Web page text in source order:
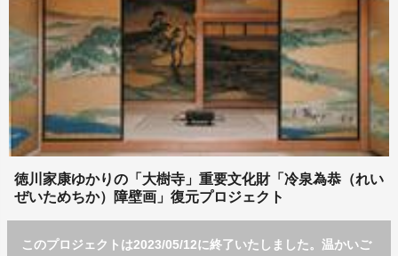
徳川家康ゆかりの「大樹寺」重要文化財「冷泉為恭（れい
ぜいためちか）障壁画」復元プロジェクト
このプロジェクトは2023/05/12に終了いたしました。温かいご